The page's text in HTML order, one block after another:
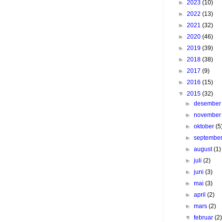
► 2023 (10)
► 2022 (13)
► 2021 (32)
► 2020 (46)
► 2019 (39)
► 2018 (38)
► 2017 (9)
► 2016 (15)
▼ 2015 (32)
►
►
►oktober
►
►august(1)
►juli(2)
►juni(3)
►mai(3)
►april(2)
►mars(2)
▼februar(2)